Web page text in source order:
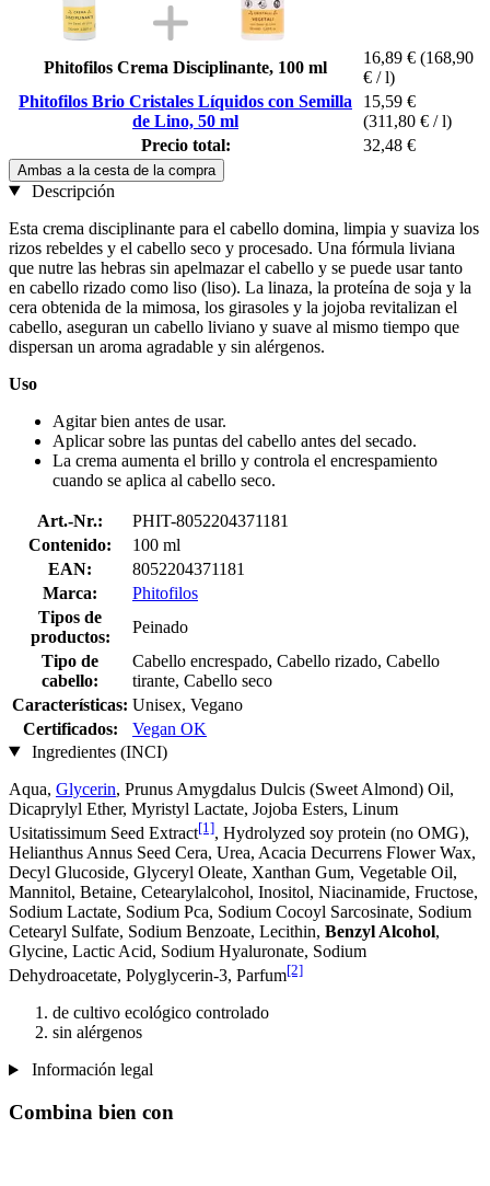
Phitofilos Crema Disciplinante, 100 ml
16,89 € (168,90
€ / l)
Phitofilos Brio Cristales Líquidos con Semilla
de Lino, 50 ml
15,59 €
(311,80 € / l)
Precio total:
32,48 €
Ambas a la cesta de la compra
Descripción
Esta crema disciplinante para el cabello domina, limpia y suaviza los
rizos rebeldes y el cabello seco y procesado. Una fórmula liviana
que nutre las hebras sin apelmazar el cabello y se puede usar tanto
en cabello rizado como liso (liso). La linaza, la proteína de soja y la
cera obtenida de la mimosa, los girasoles y la jojoba revitalizan el
cabello, aseguran un cabello liviano y suave al mismo tiempo que
dispersan un aroma agradable y sin alérgenos.
Uso
Agitar bien antes de usar.
Aplicar sobre las puntas del cabello antes del secado.
La crema aumenta el brillo y controla el encrespamiento
cuando se aplica al cabello seco.
Art.-Nr.:
PHIT-8052204371181
Contenido:
100 ml
EAN:
8052204371181
Marca:
Phitofilos
Tipos de
productos:
Peinado
Tipo de
cabello:
Cabello encrespado, Cabello rizado, Cabello
tirante, Cabello seco
Características: Unisex, Vegano
Certificados:
Vegan OK
Ingredientes (INCI)
Aqua, Glycerin, Prunus Amygdalus Dulcis (Sweet Almond) Oil,
Dicaprylyl Ether, Myristyl Lactate, Jojoba Esters, Linum
Usitatissimum Seed Extract[1], Hydrolyzed soy protein (no OMG),
Helianthus Annus Seed Cera, Urea, Acacia Decurrens Flower Wax,
Decyl Glucoside, Glyceryl Oleate, Xanthan Gum, Vegetable Oil,
Mannitol, Betaine, Cetearylalcohol, Inositol, Niacinamide, Fructose,
Sodium Lactate, Sodium Pca, Sodium Cocoyl Sarcosinate, Sodium
Cetearyl Sulfate, Sodium Benzoate, Lecithin, Benzyl Alcohol,
Glycine, Lactic Acid, Sodium Hyaluronate, Sodium
Dehydroacetate, Polyglycerin-3, Parfum[2]
de cultivo ecológico controlado
sin alérgenos
Información legal
Combina bien con